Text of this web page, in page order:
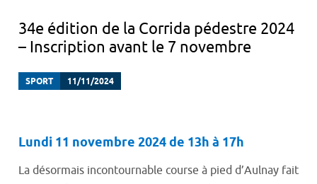
34e édition de la Corrida pédestre 2024
– Inscription avant le 7 novembre
SPORT 11/11/2024
Lundi 11 novembre 2024 de 13h à 17h
La désormais incontournable course à pied d’Aulnay fait